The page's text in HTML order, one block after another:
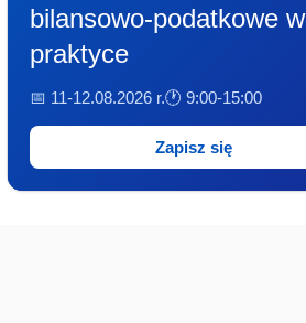
bilansowo-podatkowe w
praktyce
📅 11-12.08.2026 r.🕐 9:00-15:00
Zapisz się